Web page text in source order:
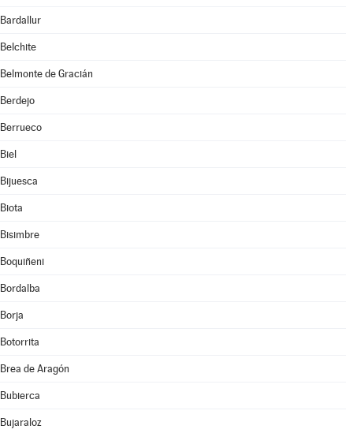
Bardallur
Belchite
Belmonte de Gracián
Berdejo
Berrueco
Biel
Bijuesca
Biota
Bisimbre
Boquiñeni
Bordalba
Borja
Botorrita
Brea de Aragón
Bubierca
Bujaraloz